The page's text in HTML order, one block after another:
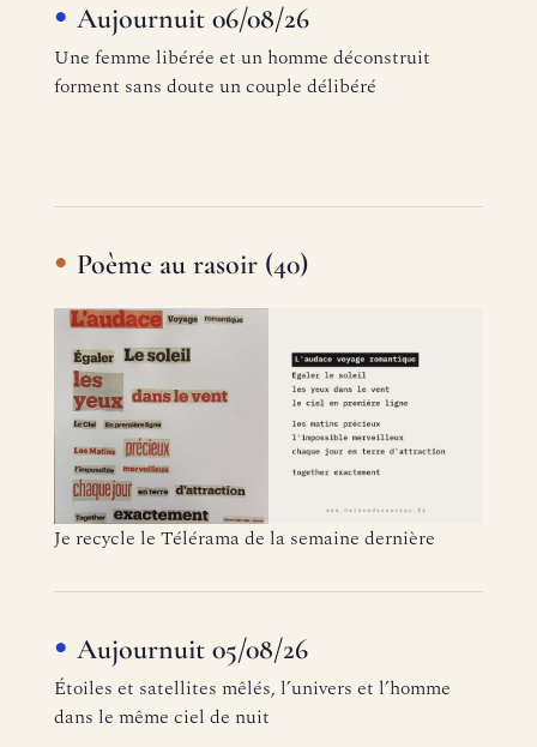
Aujournuit 06/08/26
Une femme libérée et un homme déconstruit
forment sans doute un couple délibéré
Poème au rasoir (40)
Je recycle le Télérama de la semaine dernière
Aujournuit 05/08/26
Étoiles et satellites mêlés, l’univers et l’homme
dans le même ciel de nuit